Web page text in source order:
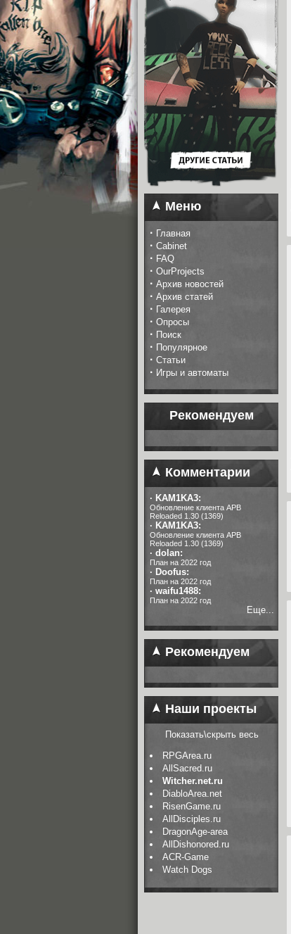
Меню
· Главная
· Cabinet
· FAQ
· OurProjects
· Архив новостей
· Архив статей
· Галерея
· Опросы
· Поиск
· Популярное
· Статьи
· Игры и автоматы
Рекомендуем
Комментарии
· KAM1KA3:
Обновление клиента APB
Reloaded 1.30 (1369)
· KAM1KA3:
Обновление клиента APB
Reloaded 1.30 (1369)
· dolan:
План на 2022 год
· Doofus:
План на 2022 год
· waifu1488:
План на 2022 год
Еще...
Рекомендуем
Наши проекты
Показать\скрыть весь
RPGArea.ru
AllSacred.ru
Witcher.net.ru
DiabloArea.net
RisenGame.ru
AllDisciples.ru
DragonAge-area
AllDishonored.ru
ACR-Game
Watch Dogs